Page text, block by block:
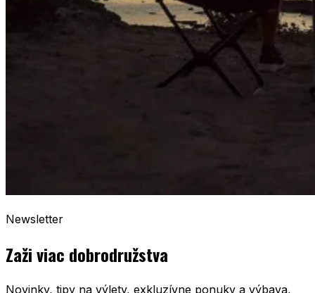
Newsletter
Zaži viac dobrodružstva
Novinky, tipy na výlety, exkluzívne ponuky a výbava,